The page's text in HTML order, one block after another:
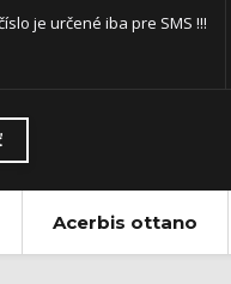
je určené iba pre SMS !!!
Acerbis ottano